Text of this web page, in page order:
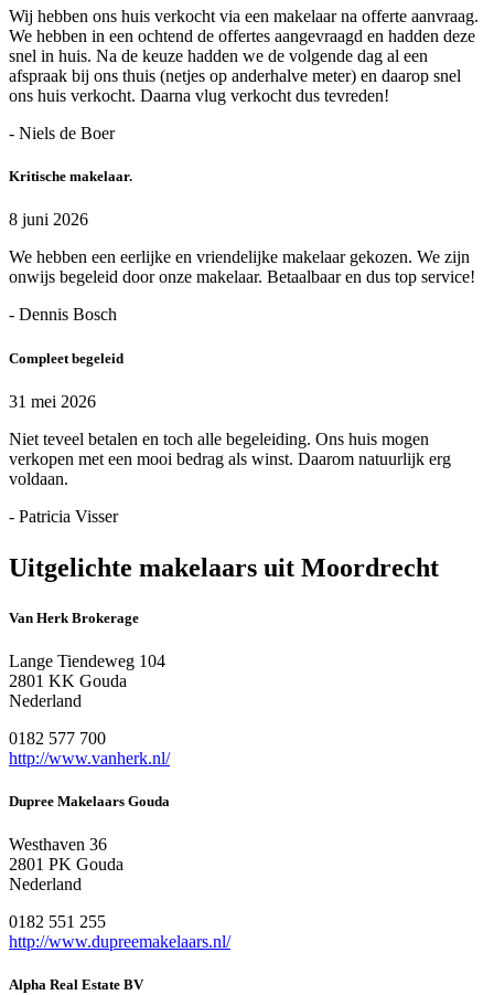
Wij hebben ons huis verkocht via een makelaar na offerte aanvraag.
We hebben in een ochtend de offertes aangevraagd en hadden deze
snel in huis. Na de keuze hadden we de volgende dag al een
afspraak bij ons thuis (netjes op anderhalve meter) en daarop snel
ons huis verkocht. Daarna vlug verkocht dus tevreden!
- Niels de Boer
Kritische makelaar.
8 juni 2026
We hebben een eerlijke en vriendelijke makelaar gekozen. We zijn
onwijs begeleid door onze makelaar. Betaalbaar en dus top service!
- Dennis Bosch
Compleet begeleid
31 mei 2026
Niet teveel betalen en toch alle begeleiding. Ons huis mogen
verkopen met een mooi bedrag als winst. Daarom natuurlijk erg
voldaan.
- Patricia Visser
Uitgelichte makelaars uit Moordrecht
Van Herk Brokerage
Lange Tiendeweg 104
2801 KK Gouda
Nederland
0182 577 700
http://www.vanherk.nl/
Dupree Makelaars Gouda
Westhaven 36
2801 PK Gouda
Nederland
0182 551 255
http://www.dupreemakelaars.nl/
Alpha Real Estate BV